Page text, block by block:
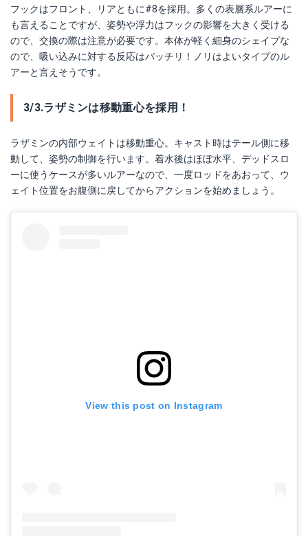
フックはフロント、リアともに#8を採用。多くの表層系ルアーに
も言えることですが、姿勢や浮力はフックの影響を大きく受ける
ので、交換の際は注意が必要です。本体が軽く細身のシェイプな
ので、吸い込みに対する反応はバッチリ！ノリはよいタイプのル
アーと言えそうです。
3/3.ラザミンは移動重心を採用！
ラザミンの内部ウェイトは移動重心。キャスト時はテール側に移
動して、姿勢の制御を行います。着水後はほぼ水平、デッドスロ
ーに使うケースが多いルアーなので、一度ロッドをあおって、ウ
ェイト位置をお腹側に戻してからアクションを始めましょう。
View this post on Instagram